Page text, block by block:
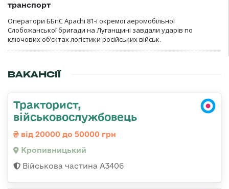
транспорт
Оператори ББпС Apachi 81-ї окремої аеромобільної
Слобожанської бригади на Луганщині завдали ударів по
ключових об’єктах логістики російських військ.
ВАКАНСІЇ
Тракторист,
військовослужбовець
від 20000 до 50000 грн
Кропивницький
Військова частина А3406